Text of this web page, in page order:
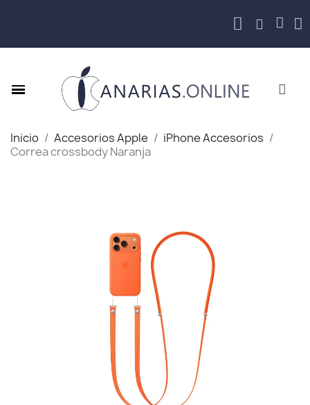
Inicio Accesorios Apple
iPhone Accesorios
Correa crossbody Naranja